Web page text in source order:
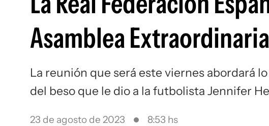
Asamblea
La reunión que será este viernes abordará
del beso que le dio a la futbolista Jennifer
23 de agosto de 2023 8:53 hs